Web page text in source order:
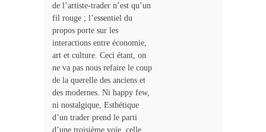
de l’artiste-trader n’est qu’un
fil rouge ; l’essentiel du
propos porte sur les
interactions entre économie,
art et culture. Ceci étant, on
ne va pas nous refaire le coup
de la querelle des anciens et
des modernes. Ni happy few,
ni nostalgique, Esthétique
d’un trader prend le parti
d’une troisième voie, celle